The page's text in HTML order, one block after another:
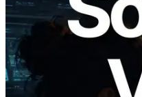
2026.05.24
Validators
Analyzer — 以 slot